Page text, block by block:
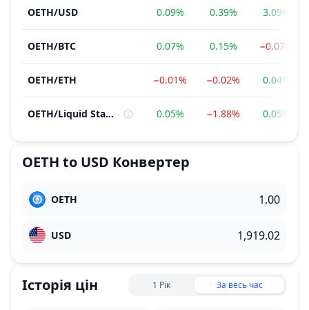
OETH/USD 0.09% 0.39% 3.09%
OETH/BTC 0.07% 0.15% −0.07%
OETH/ETH −0.01% −0.02% 0.04%
OETH/ Liquid Staking Tokens (LSTs) 0.05% −1.88% 0.05%
OETH to USD Конвертер
OETH
USD
Історія цін 1 Рік За весь час